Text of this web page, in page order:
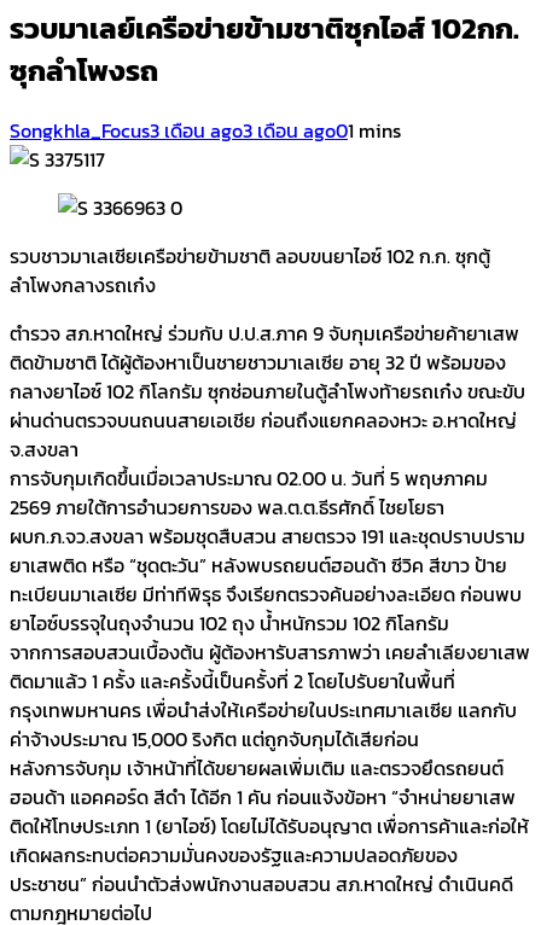
รวบมาเลย์เครือข่ายข้ามชาติซุกไอส์ 102กก.
ซุกลำโพงรถ
Songkhla_Focus3 เดือน ago3 เดือน ago01 mins
รวบชาวมาเลเซียเครือข่ายข้ามชาติ ลอบขนยาไอซ์ 102 ก.ก. ซุกตู้
ลำโพงกลางรถเก๋ง
ตำรวจ สภ.หาดใหญ่ ร่วมกับ ป.ป.ส.ภาค 9 จับกุมเครือข่ายค้ายาเสพ
ติดข้ามชาติ ได้ผู้ต้องหาเป็นชายชาวมาเลเซีย อายุ 32 ปี พร้อมของ
กลางยาไอซ์ 102 กิโลกรัม ซุกซ่อนภายในตู้ลำโพงท้ายรถเก๋ง ขณะขับ
ผ่านด่านตรวจบนถนนสายเอเชีย ก่อนถึงแยกคลองหวะ อ.หาดใหญ่
จ.สงขลา
การจับกุมเกิดขึ้นเมื่อเวลาประมาณ 02.00 น. วันที่ 5 พฤษภาคม
2569 ภายใต้การอำนวยการของ พล.ต.ต.ธีรศักดิ์ ไชยโยธา
ผบก.ภ.จว.สงขลา พร้อมชุดสืบสวน สายตรวจ 191 และชุดปราบปราม
ยาเสพติด หรือ “ชุดตะวัน” หลังพบรถยนต์ฮอนด้า ซีวิค สีขาว ป้าย
ทะเบียนมาเลเซีย มีท่าทีพิรุธ จึงเรียกตรวจค้นอย่างละเอียด ก่อนพบ
ยาไอซ์บรรจุในถุงจำนวน 102 ถุง น้ำหนักรวม 102 กิโลกรัม
จากการสอบสวนเบื้องต้น ผู้ต้องหารับสารภาพว่า เคยลำเลียงยาเสพ
ติดมาแล้ว 1 ครั้ง และครั้งนี้เป็นครั้งที่ 2 โดยไปรับยาในพื้นที่
กรุงเทพมหานคร เพื่อนำส่งให้เครือข่ายในประเทศมาเลเซีย แลกกับ
ค่าจ้างประมาณ 15,000 ริงกิต แต่ถูกจับกุมได้เสียก่อน
หลังการจับกุม เจ้าหน้าที่ได้ขยายผลเพิ่มเติม และตรวจยึดรถยนต์
ฮอนด้า แอคคอร์ด สีดำ ได้อีก 1 คัน ก่อนแจ้งข้อหา “จำหน่ายยาเสพ
ติดให้โทษประเภท 1 (ยาไอซ์) โดยไม่ได้รับอนุญาต เพื่อการค้าและก่อให้
เกิดผลกระทบต่อความมั่นคงของรัฐและความปลอดภัยของ
ประชาชน” ก่อนนำตัวส่งพนักงานสอบสวน สภ.หาดใหญ่ ดำเนินคดี
ตามกฎหมายต่อไป